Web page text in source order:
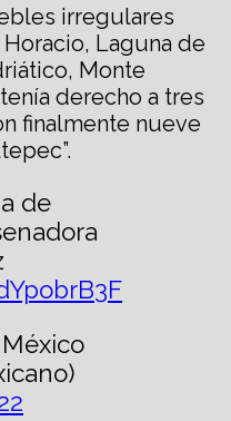
irregulares
Laguna de
Monte
derecho a tres
finalmente nueve
de